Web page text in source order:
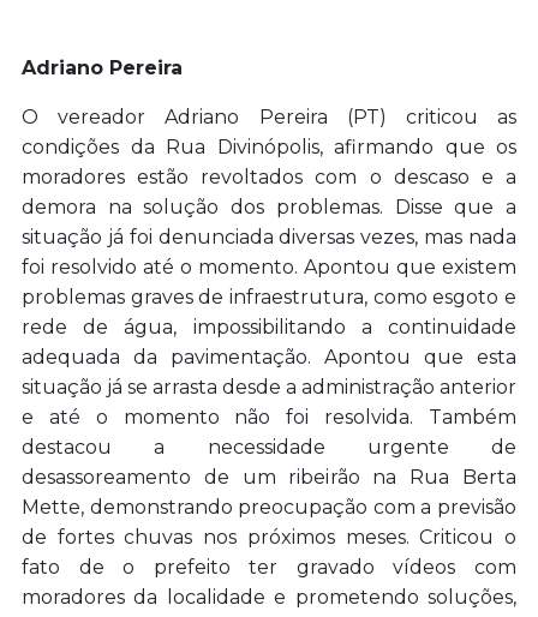
Adriano Pereira
O vereador Adriano Pereira (PT) criticou as
condições da Rua Divinópolis, afirmando que os
moradores estão revoltados com o descaso e a
demora na solução dos problemas. Disse que a
situação já foi denunciada diversas vezes, mas nada
foi resolvido até o momento. Apontou que existem
problemas graves de infraestrutura, como esgoto e
rede de água, impossibilitando a continuidade
adequada da pavimentação. Apontou que esta
situação já se arrasta desde a administração anterior
e até o momento não foi resolvida. Também
destacou a necessidade urgente de
desassoreamento de um ribeirão na Rua Berta
Mette, demonstrando preocupação com a previsão
de fortes chuvas nos próximos meses. Criticou o
fato de o prefeito ter gravado vídeos com
moradores da localidade e prometendo soluções,